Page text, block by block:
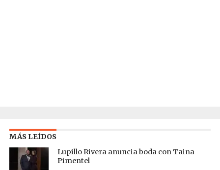
MÁS LEÍDOS
Lupillo Rivera anuncia boda con Taina
Pimentel